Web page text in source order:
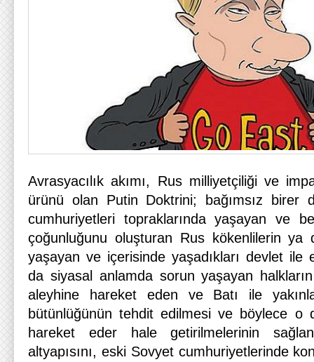
Avrasyacılık akımı, Rus milliyetçiliği ve
ürünü olan Putin Doktrini; bağımsız birer
cumhuriyetleri topraklarında yaşayan ve
çoğunluğunu oluşturan Rus kökenlilerin ya
yaşayan ve içerisinde yaşadıkları devlet ile
da siyasal anlamda sorun yaşayan halkların
aleyhine hareket eden ve Batı ile
bütünlüğünün tehdit edilmesi ve böylece o
hareket eder hale getirilmelerinin
altyapısını, eski Sovyet cumhuriyetlerinde